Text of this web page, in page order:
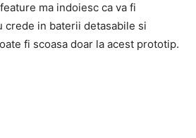
ma indoiesc ca va fi
crede in baterii detasabile si
fi scoasa doar la acest prototip.